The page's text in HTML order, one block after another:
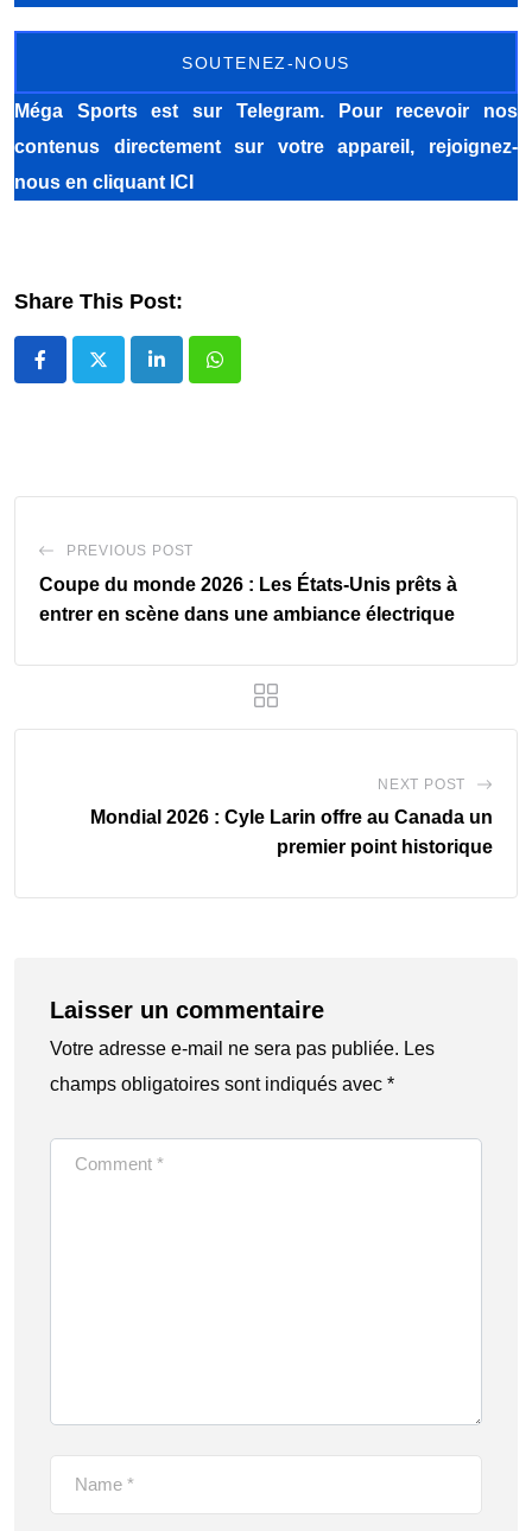
SOUTENEZ-NOUS
Méga Sportsest sur Telegram. Pour recevoir nos
contenus directement sur votre appareil, rejoignez-
nous en cliquant ICI
Share This Post:
LinkedInWhatsapp
PREVIOUS POST
Coupe du monde 2026 : Les États-Unis prêts à
entrer en scène dans une ambiance électrique
NEXT POST
Mondial 2026 : Cyle Larin offre au Canada un
premier point historique
Laisser un commentaire
Votre adresse e-mail ne sera pas publiée. Les
champs obligatoires sont indiqués avec *